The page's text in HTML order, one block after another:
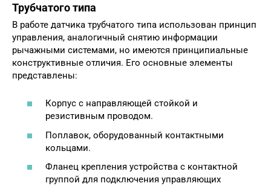
Трубчатого типа
В работе датчика трубчатого типа использован принцип
управления, аналогичный снятию информации
рычажными системами, но имеются принципиальные
конструктивные отличия. Его основные элементы
представлены:
Корпус с направляющей стойкой и
резистивным проводом.
Поплавок, оборудованный контактными
кольцами.
Фланец крепления устройства с контактной
группой для подключения управляющих